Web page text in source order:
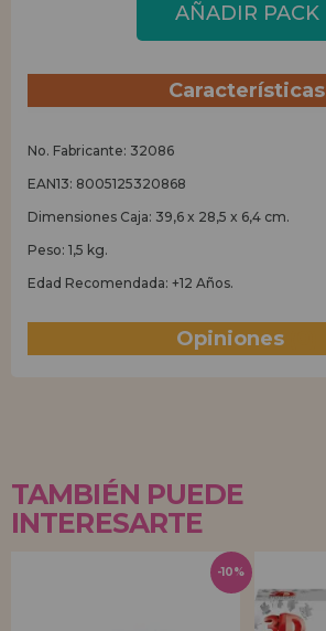
AÑADIR PACK
Características
No. Fabricante: 32086
EAN13: 8005125320868
Dimensiones Caja: 39,6 x 28,5 x 6,4 cm.
Peso: 1,5 kg.
Edad Recomendada: +12 Años.
Opiniones
TAMBIÉN PUEDE
INTERESARTE
-10%